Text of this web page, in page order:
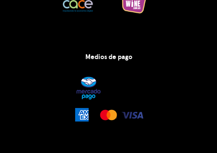
Medios de pago